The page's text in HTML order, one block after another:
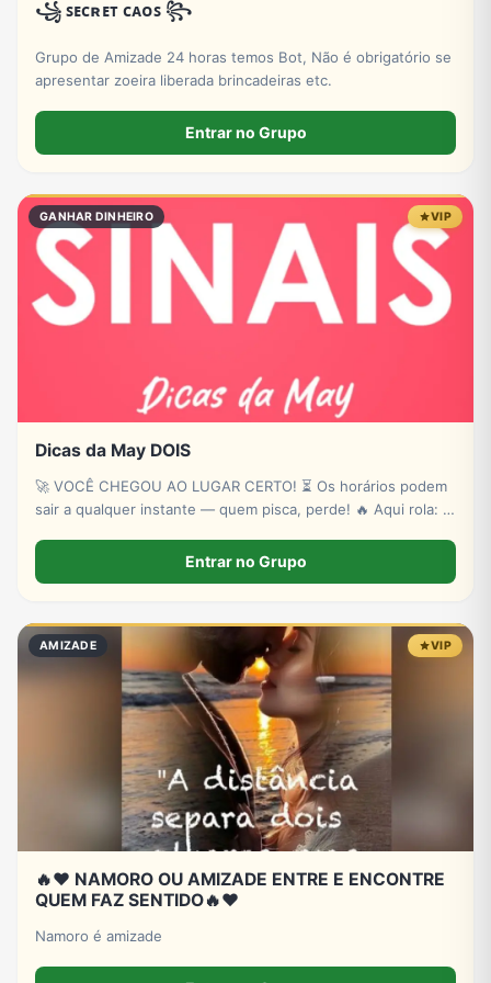
꧁ ꜱᴇᴄʀᴇᴛ ᴄᴀᴏꜱ ꧂
Grupo de Amizade 24 horas temos Bot, Não é obrigatório se
apresentar zoeira liberada brincadeiras etc.
Entrar no Grupo
GANHAR DINHEIRO VIP
Dicas da May DOIS
🚀 VOCÊ CHEGOU AO LUGAR CERTO! ⏳ Os horários podem
sair a qualquer instante — quem pisca, perde! 🔥 Aqui rola: ✔
& bancas ✔ Conteúdo exclusivo
Entrar no Grupo
AMIZADE VIP
🔥❤️ NAMORO OU AMIZADE ENTRE E ENCONTRE
QUEM FAZ SENTIDO🔥❤️
Namoro é amizade